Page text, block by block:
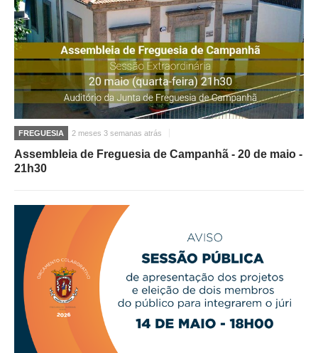
FREGUESIA 2 meses 3 semanas atrás
Assembleia de Freguesia de Campanhã - 20 de maio -
21h30